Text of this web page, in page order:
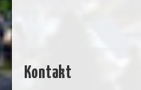
Kontakt